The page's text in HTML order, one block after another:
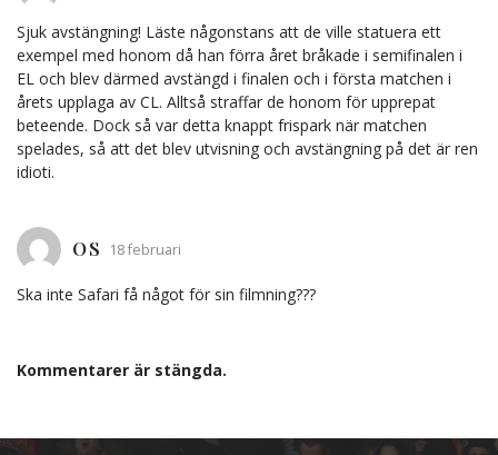
Sjuk avstängning! Läste någonstans att de ville statuera ett
exempel med honom då han förra året bråkade i semifinalen i
EL och blev därmed avstängd i finalen och i första matchen i
årets upplaga av CL. Alltså straffar de honom för upprepat
beteende. Dock så var detta knappt frispark när matchen
spelades, så att det blev utvisning och avstängning på det är ren
idioti.
OS 18 februari
Ska inte Safari få något för sin filmning???
Kommentarer är stängda.